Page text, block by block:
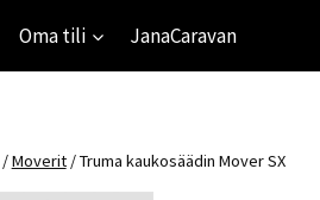
Oma tili JanaCaravan
/Moverit /Truma kaukosäädin Mover SX